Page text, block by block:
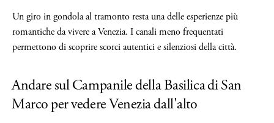
Un giro in gondola al tramonto resta una delle esperienze più
romantiche da vivere a Venezia. I canali meno frequentati
permettono di scoprire scorci autentici e silenziosi della città.
Andare sul Campanile della Basilica di San
Marco per vedere Venezia dall'alto